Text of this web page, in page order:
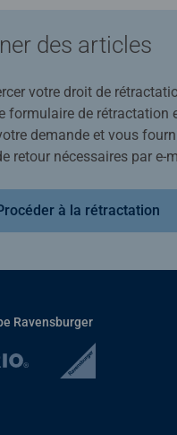
des articles
votre droit de
formulaire de rétractation
demande et vous
retour nécessaires par e-
à la rétractation
Ravensburger